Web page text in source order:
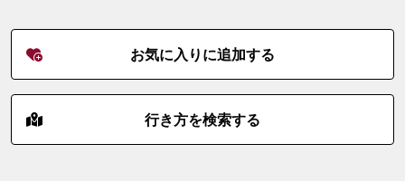
お気に入りに追加する
行き方を検索する